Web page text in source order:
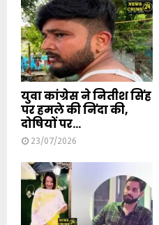
युवा कांग्रेस ने नितीश सिंह
पर हमले की निंदा की,
दोषियों पर...
23/07/2026